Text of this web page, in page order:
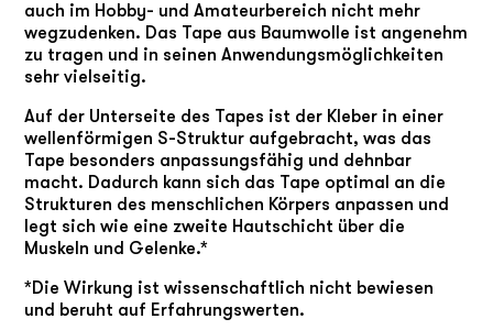
auch im Hobby- und Amateurbereich nicht mehr
wegzudenken. Das Tape aus Baumwolle ist angenehm
zu tragen und in seinen Anwendungsmöglichkeiten
sehr vielseitig.
Auf der Unterseite des Tapes ist der Kleber in einer
wellenförmigen S-Struktur aufgebracht, was das
Tape besonders anpassungsfähig und dehnbar
macht. Dadurch kann sich das Tape optimal an die
Strukturen des menschlichen Körpers anpassen und
legt sich wie eine zweite Hautschicht über die
Muskeln und Gelenke.*
*Die Wirkung ist wissenschaftlich nicht bewiesen
und beruht auf Erfahrungswerten.